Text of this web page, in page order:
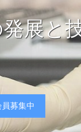
う人材
員募集中